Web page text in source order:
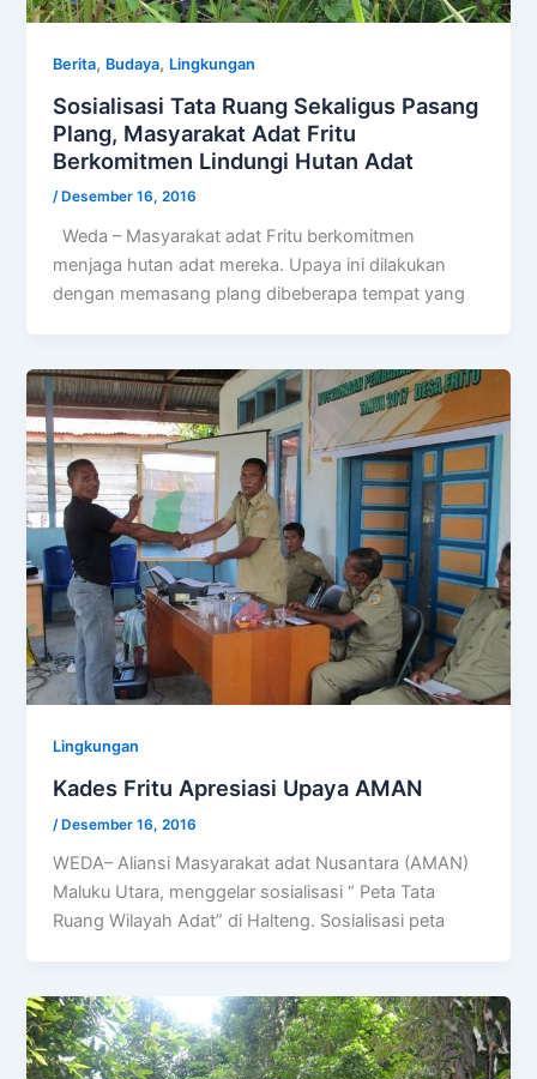
Berita, Budaya, Lingkungan
Sosialisasi Tata Ruang Sekaligus Pasang
Plang, Masyarakat Adat Fritu
Berkomitmen Lindungi Hutan Adat
/ Desember 16, 2016
Weda – Masyarakat adat Fritu berkomitmen
menjaga hutan adat mereka. Upaya ini dilakukan
dengan memasang plang dibeberapa tempat yang
Lingkungan
Kades Fritu Apresiasi Upaya AMAN
/Desember 16, 2016
WEDA– Aliansi Masyarakat adat Nusantara (AMAN)
Maluku Utara, menggelar sosialisasi “ Peta Tata
Ruang Wilayah Adat” di Halteng. Sosialisasi peta